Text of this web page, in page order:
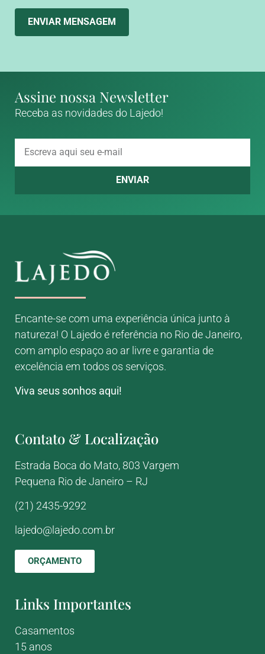
ENVIAR MENSAGEM
Assine nossa Newsletter
Receba as novidades do Lajedo!
ENVIAR
Encante-se com uma experiência única junto à
natureza! O Lajedo é referência no Rio de Janeiro,
com amplo espaço ao ar livre e garantia de
excelência em todos os serviços.
Viva seus sonhos aqui!
Contato & Localização
Estrada Boca do Mato, 803 Vargem
Pequena Rio de Janeiro – RJ
(21) 2435-9292
lajedo@lajedo.com.br
ORÇAMENTO
Links Importantes
Casamentos
15 anos